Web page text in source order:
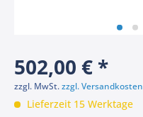
502,00 € *
zzgl. MwSt.zzgl. Versandkosten
Lieferzeit 15 Werktage